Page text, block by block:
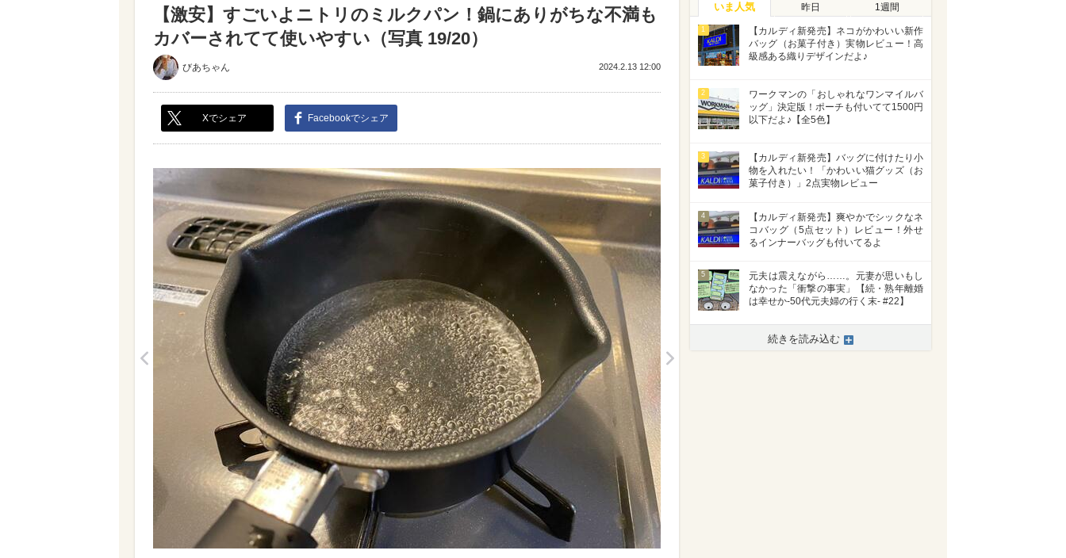
【激安】すごいよニトリのミルクパン！鍋にありがちな不満も
カバーされてて使いやすい（写真 19/20）
びあちゃん 2024.2.13 12:00
Xでシェア Facebookでシェア
いま人気 昨日 1週間
1
【カルディ新発売】ネコがかわいい新作
バッグ（お菓子付き）実物レビュー！高
級感ある織りデザインだよ♪
2
ワークマンの「おしゃれなワンマイルバ
ッグ」決定版！ポーチも付いてて1500円
以下だよ♪【全5色】
3
【カルディ新発売】バッグに付けたり小
物を入れたい！「かわいい猫グッズ（お
菓子付き）」2点実物レビュー
4
【カルディ新発売】爽やかでシックなネ
コバッグ（5点セット）レビュー！外せ
るインナーバッグも付いてるよ
5
元夫は震えながら……。元妻が思いもし
なかった「衝撃の事実」【続・熟年離婚
は幸せか-50代元夫婦の行く末- #22】
続きを読み込む